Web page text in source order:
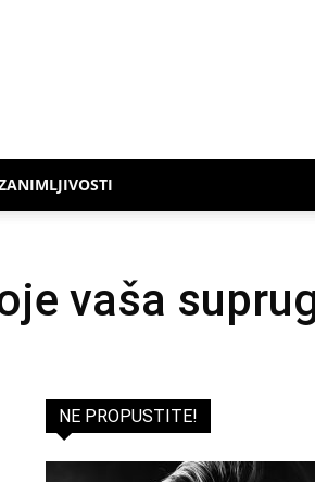
vaša
NE PROPUSTITE!